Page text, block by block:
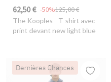
62,50 € 125,00 €
-50%
The Kooples - T-shirt avec
print devant new light blue
Dernières Chances